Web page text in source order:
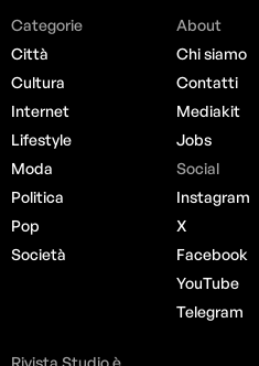
Categorie
Città
Cultura
Internet
Lifestyle
Moda
Politica
Pop
Società
About
Chi siamo
Contatti
Mediakit
Jobs
Social
Instagram
X
Facebook
YouTube
Telegram
Rivista Studio è